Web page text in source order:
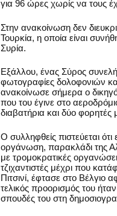
για 96 ώρες χωρίς να τους
Στην ανακοίνωση δεν
Τουρκία, η οποία είναι
Συρία.
Εξάλλου, ένας Σύρος
φωτογραφίες δολοφονιών
ανακοίνωσε σήμερα ο
που του έγινε στο
διαβατήρια και δύο
Ο συλληφθείς πιστεύεται
οργάνωση, παρακλάδι της
με τρομοκρατικές
τζιχαντιστές μέχρι που
Πιτσινί, έφτασε στο
τελικός προορισμός του
σπουδές του στη